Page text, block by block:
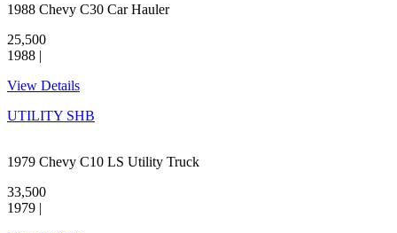
1988 Chevy C30 Car Hauler
25,500
1988 |
View Details
UTILITY SHB
1979 Chevy C10 LS Utility Truck
33,500
1979 |